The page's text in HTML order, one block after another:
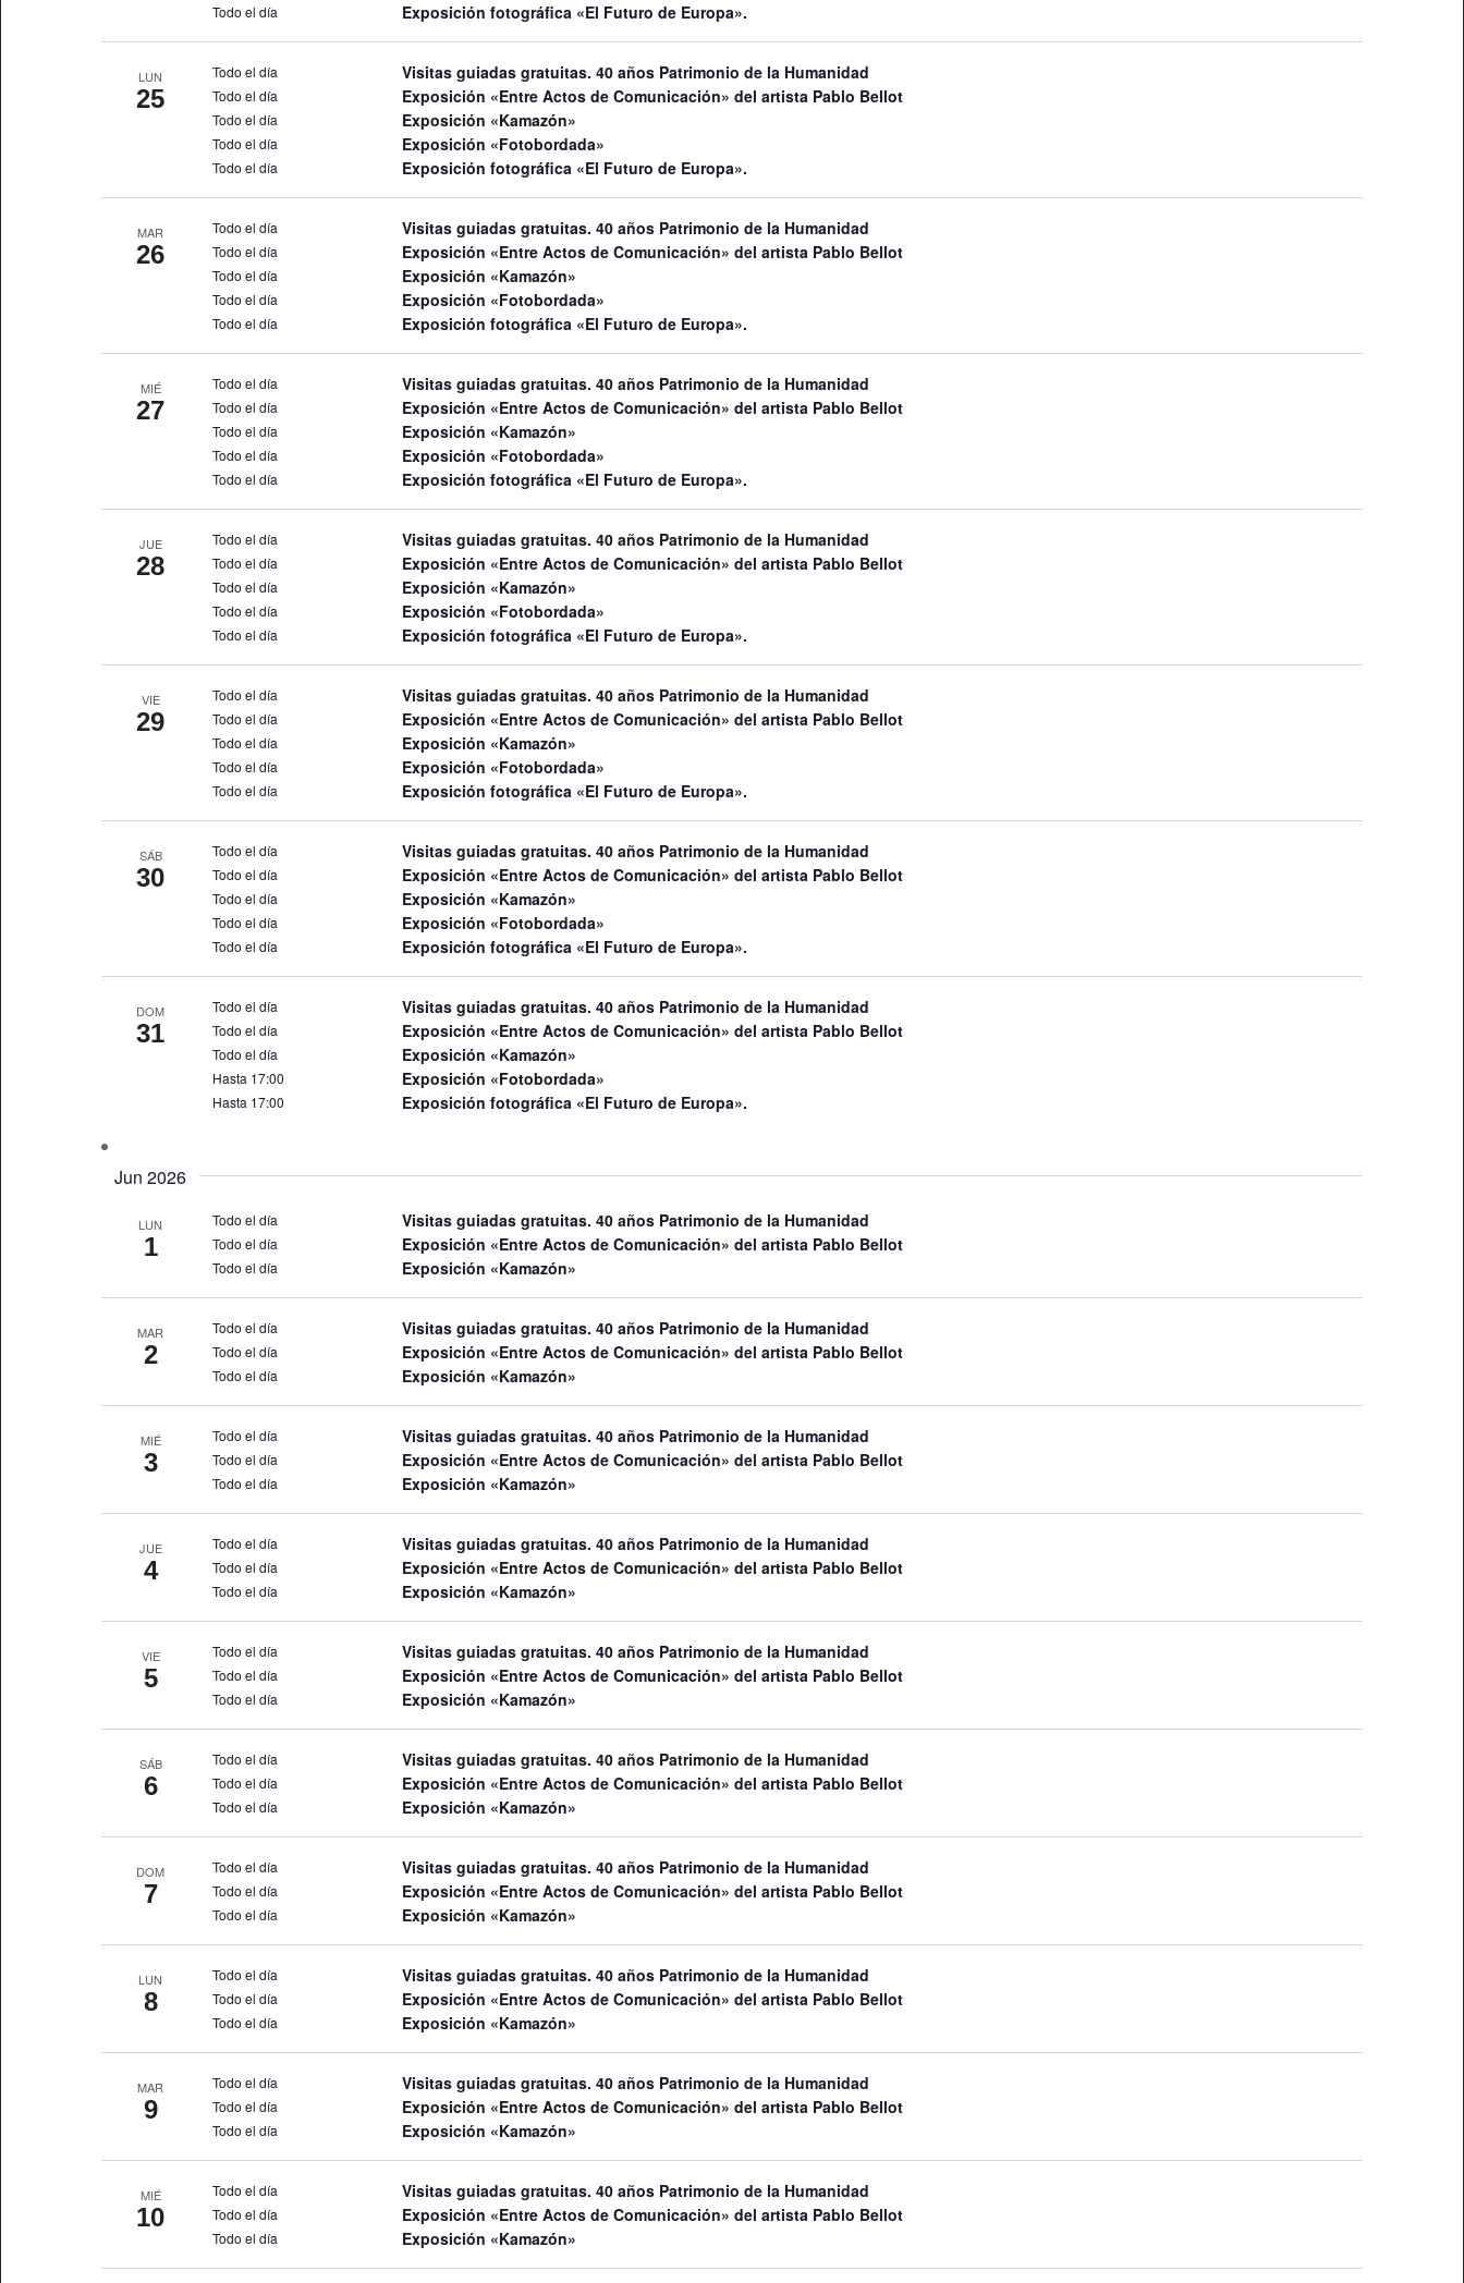
Todo el día Exposición fotográfica «El Futuro de Europa».
LUN
25
Todo el día Visitas guiadas gratuitas. 40 años Patrimonio de la Humanidad
Todo el día Exposición «Entre Actos de Comunicación» del artista Pablo Bellot
Todo el día Exposición «Kamazón»
Todo el día Exposición «Fotobordada»
Todo el día Exposición fotográfica «El Futuro de Europa».
MAR
26
Todo el día Visitas guiadas gratuitas. 40 años Patrimonio de la Humanidad
Todo el día Exposición «Entre Actos de Comunicación» del artista Pablo Bellot
Todo el día Exposición «Kamazón»
Todo el día Exposición «Fotobordada»
Todo el día Exposición fotográfica «El Futuro de Europa».
MIÉ
27
Todo el día Visitas guiadas gratuitas. 40 años Patrimonio de la Humanidad
Todo el día Exposición «Entre Actos de Comunicación» del artista Pablo Bellot
Todo el día Exposición «Kamazón»
Todo el día Exposición «Fotobordada»
Todo el día Exposición fotográfica «El Futuro de Europa».
JUE
28
Todo el día Visitas guiadas gratuitas. 40 años Patrimonio de la Humanidad
Todo el día Exposición «Entre Actos de Comunicación» del artista Pablo Bellot
Todo el día Exposición «Kamazón»
Todo el día Exposición «Fotobordada»
Todo el día Exposición fotográfica «El Futuro de Europa».
VIE
29
Todo el día Visitas guiadas gratuitas. 40 años Patrimonio de la Humanidad
Todo el día Exposición «Entre Actos de Comunicación» del artista Pablo Bellot
Todo el día Exposición «Kamazón»
Todo el día Exposición «Fotobordada»
Todo el día Exposición fotográfica «El Futuro de Europa».
SÁB
30
Todo el día Visitas guiadas gratuitas. 40 años Patrimonio de la Humanidad
Todo el día Exposición «Entre Actos de Comunicación» del artista Pablo Bellot
Todo el día Exposición «Kamazón»
Todo el día Exposición «Fotobordada»
Todo el día Exposición fotográfica «El Futuro de Europa».
DOM
31
Todo el día Visitas guiadas gratuitas. 40 años Patrimonio de la Humanidad
Todo el día Exposición «Entre Actos de Comunicación» del artista Pablo Bellot
Todo el día Exposición «Kamazón»
Hasta 17:00 Exposición «Fotobordada»
Hasta 17:00 Exposición fotográfica «El Futuro de Europa».
Jun 2026
LUN
1
Todo el día Visitas guiadas gratuitas. 40 años Patrimonio de la Humanidad
Todo el día Exposición «Entre Actos de Comunicación» del artista Pablo Bellot
Todo el día Exposición «Kamazón»
MAR
2
Todo el día Visitas guiadas gratuitas. 40 años Patrimonio de la Humanidad
Todo el día Exposición «Entre Actos de Comunicación» del artista Pablo Bellot
Todo el día Exposición «Kamazón»
MIÉ
3
Todo el día Visitas guiadas gratuitas. 40 años Patrimonio de la Humanidad
Todo el día Exposición «Entre Actos de Comunicación» del artista Pablo Bellot
Todo el día Exposición «Kamazón»
JUE
4
Todo el día Visitas guiadas gratuitas. 40 años Patrimonio de la Humanidad
Todo el día Exposición «Entre Actos de Comunicación» del artista Pablo Bellot
Todo el día Exposición «Kamazón»
VIE
5
Todo el día Visitas guiadas gratuitas. 40 años Patrimonio de la Humanidad
Todo el día Exposición «Entre Actos de Comunicación» del artista Pablo Bellot
Todo el día Exposición «Kamazón»
SÁB
6
Todo el día Visitas guiadas gratuitas. 40 años Patrimonio de la Humanidad
Todo el día Exposición «Entre Actos de Comunicación» del artista Pablo Bellot
Todo el día Exposición «Kamazón»
DOM
7
Todo el día Visitas guiadas gratuitas. 40 años Patrimonio de la Humanidad
Todo el día Exposición «Entre Actos de Comunicación» del artista Pablo Bellot
Todo el día Exposición «Kamazón»
LUN
8
Todo el día Visitas guiadas gratuitas. 40 años Patrimonio de la Humanidad
Todo el día Exposición «Entre Actos de Comunicación» del artista Pablo Bellot
Todo el día Exposición «Kamazón»
MAR
9
Todo el día Visitas guiadas gratuitas. 40 años Patrimonio de la Humanidad
Todo el día Exposición «Entre Actos de Comunicación» del artista Pablo Bellot
Todo el día Exposición «Kamazón»
MIÉ
10
Todo el día Visitas guiadas gratuitas. 40 años Patrimonio de la Humanidad
Todo el día Exposición «Entre Actos de Comunicación» del artista Pablo Bellot
Todo el día Exposición «Kamazón»